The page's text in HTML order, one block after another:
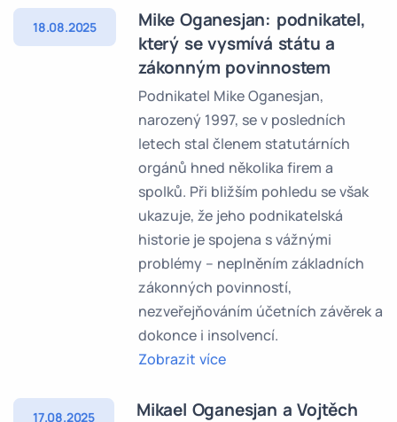
18.08.2025
Mike Oganesjan: podnikatel,
který se vysmívá státu a
zákonným povinnostem
Podnikatel Mike Oganesjan,
narozený 1997, se v posledních
letech stal členem statutárních
orgánů hned několika firem a
spolků. Při bližším pohledu se však
ukazuje, že jeho podnikatelská
historie je spojena s vážnými
problémy – neplněním základních
zákonných povinností,
nezveřejňováním účetních závěrek a
dokonce i insolvencí.
Zobrazit více
17.08.2025
Mikael Oganesjan a Vojtěch